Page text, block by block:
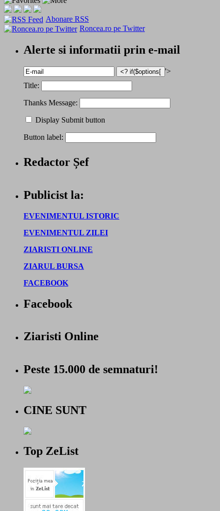
Abonare RSS
Roncea.ro pe Twitter
Alerte si informatii prin e-mail
'>
Title:
Thanks Message:
Display Submit button
Button label:
Redactor Șef
Publicist la:
EVENIMENTUL ISTORIC
EVENIMENTUL ZILEI
ZIARISTI ONLINE
ZIARUL BURSA
FACEBOOK
Facebook
Ziaristi Online
Peste 15.000 de semnaturi!
CINE SUNT
Top ZeList